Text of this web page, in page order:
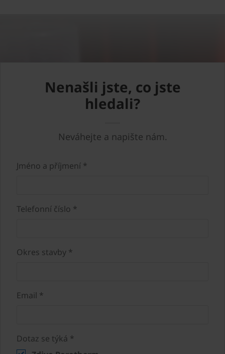
Nenašli jste, co jste
hledali?
Neváhejte a napište nám.
Jméno a příjmení *
Telefonní číslo *
Okres stavby *
Email *
Dotaz se týká *